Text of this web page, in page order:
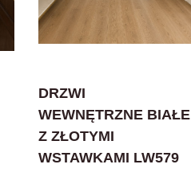
DRZWI
WEWNĘTRZNE BIAŁE
Z ZŁOTYMI
WSTAWKAMI LW579